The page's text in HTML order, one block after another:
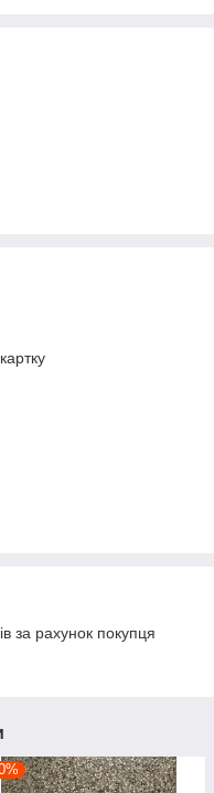
за рахунок покупця